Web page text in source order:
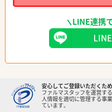
LINE連携
安心してご登録いただくた
ファルマスタッフを運営する
人情報を適切に管理する事
ています。